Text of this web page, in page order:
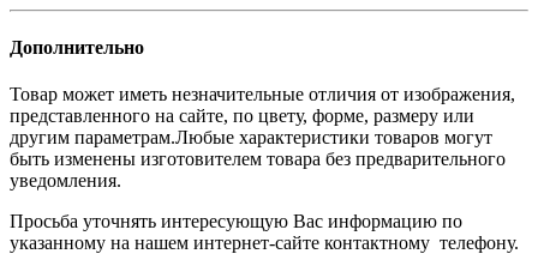
Дополнительно
Товар может иметь незначительные отличия от изображения,
представленного на сайте, по цвету, форме, размеру или
другим параметрам.Любые характеристики товаров могут
быть изменены изготовителем товара без предварительного
уведомления.
Просьба уточнять интересующую Вас информацию по
указанному на нашем интернет-сайте контактному телефону.